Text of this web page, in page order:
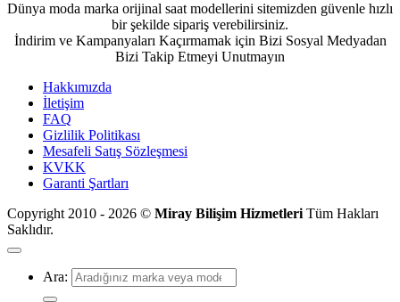
Dünya moda marka orijinal saat modellerini sitemizden güvenle hızlı
bir şekilde sipariş verebilirsiniz.
İndirim ve Kampanyaları Kaçırmamak için Bizi Sosyal Medyadan
Bizi Takip Etmeyi Unutmayın
Hakkımızda
İletişim
FAQ
Gizlilik Politikası
Mesafeli Satış Sözleşmesi
KVKK
Garanti Şartları
Copyright 2010 - 2026 © Miray Bilişim Hizmetleri Tüm Hakları
Saklıdır.
Ara: